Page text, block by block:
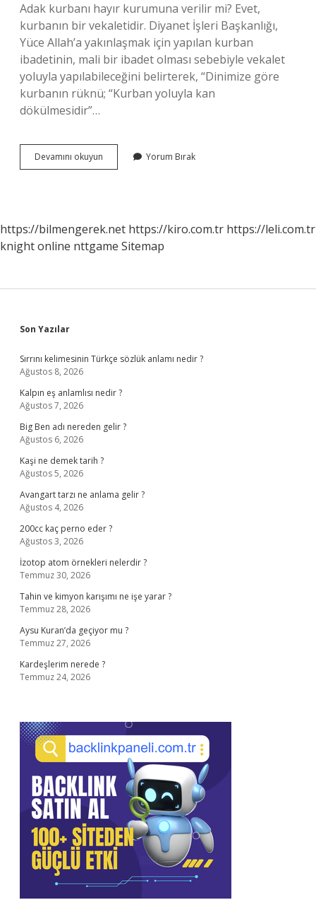
Adak kurbanı hayır kurumuna verilir mi? Evet,
kurbanın bir vekaletidir. Diyanet İşleri Başkanlığı,
Yüce Allah’a yakınlaşmak için yapılan kurban
ibadetinin, mali bir ibadet olması sebebiyle vekalet
yoluyla yapılabileceğini belirterek, “Dinimize göre
kurbanın rüknü; “Kurban yoluyla kan
dökülmesidir”…
Devamını okuyun
Kurbanı
Yorum Bırak
https://bilmengerek.net https://kiro.com.tr https://leli.com.tr
knight online nttgame Sitemap
Sidebar
Son Yazılar
Sırrını kelimesinin Türkçe sözlük anlamı nedir ?
Ağustos 8, 2026
Kalpın eş anlamlısı nedir ?
Ağustos 7, 2026
Big Ben adı nereden gelir ?
Ağustos 6, 2026
Kaşi ne demek tarih ?
Ağustos 5, 2026
Avangart tarzı ne anlama gelir ?
Ağustos 4, 2026
200cc kaç perno eder ?
Ağustos 3, 2026
İzotop atom örnekleri nelerdir ?
Temmuz 30, 2026
Tahin ve kimyon karışımı ne işe yarar ?
Temmuz 28, 2026
Aysu Kuran’da geçiyor mu ?
Temmuz 27, 2026
Kardeşlerim nerede ?
Temmuz 24, 2026